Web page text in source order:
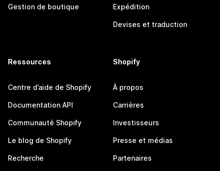
Gestion de boutique Expédition
Devises et traduction
Ressources
Centre d’aide de Shopify
Documentation API
Communauté Shopify
Le blog de Shopify
Recherche
Shopify
À propos
Carrières
Investisseurs
Presse et médias
Partenaires